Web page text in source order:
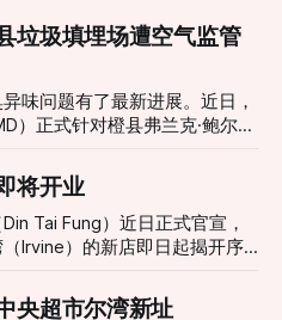
客与居民，是当地社交活动与
，在经历了多年运营之后，原
运营，并进入大规模更新改造
开放。届时，新摩天轮将在现
）高度，整体设计更为现代
度和整体视野方面做出显著提
照明系统，新摩天轮能够演绎
夜间游览提供更震撼体验。
的娱乐地标不仅是一次设施升
体验的重新构想。“新的摩天
故事的新起点，无论是家庭游
将成为他们新的集体回忆背
垃圾填埋场遭空气监管
味问题有了最新进展。近日，
）正式针对橙县弗兰克·鲍尔曼
益高涨的投诉声浪，也让城市
焦点。 “无法打开的
已经成为一种奢侈。她在受访
密闭空间内发酵，且在清晨、
将开业
Tai Fung）近日正式官宣，
Irvine）的新店即日起揭开序
迎来了又一重磅餐饮地标。
央超市尔湾新址